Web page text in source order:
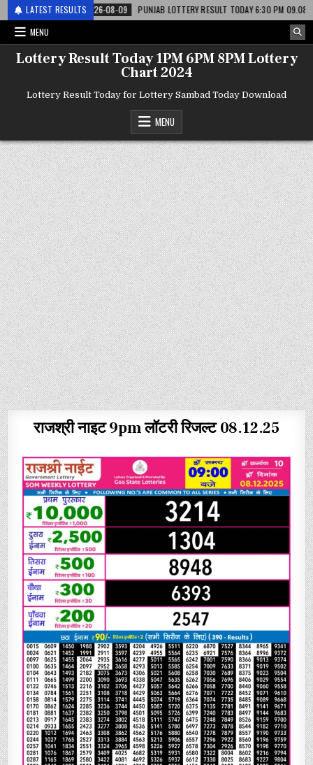
LATEST RESULTS
2026-08-09
PUNJAB LOTTERY RESULT TODAY 6:30 PM 09.08.26 –
MENU
Lottery Result Today 1PM 6PM 8PM Lottery
Chart 2024
Lottery Result Today for Lottery Sambad Today Download
MENU
राजश्री नाइट 9pm लॉटरी रिजल्ट 08.12.25